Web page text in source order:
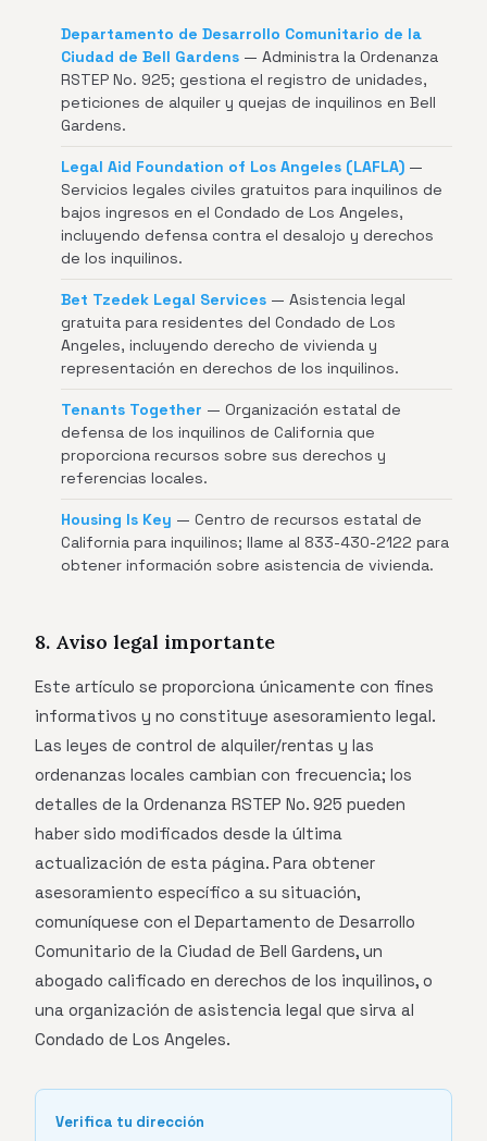
Departamento de Desarrollo Comunitario de la
Ciudad de Bell Gardens — Administra la Ordenanza
RSTEP No. 925; gestiona el registro de unidades,
peticiones de alquiler y quejas de inquilinos en Bell
Gardens.
Legal Aid Foundation of Los Angeles (LAFLA) —
Servicios legales civiles gratuitos para inquilinos de
bajos ingresos en el Condado de Los Angeles,
incluyendo defensa contra el desalojo y derechos
de los inquilinos.
Bet Tzedek Legal Services — Asistencia legal
gratuita para residentes del Condado de Los
Angeles, incluyendo derecho de vivienda y
representación en derechos de los inquilinos.
Tenants Together — Organización estatal de
defensa de los inquilinos de California que
proporciona recursos sobre sus derechos y
referencias locales.
Housing Is Key — Centro de recursos estatal de
California para inquilinos; llame al 833-430-2122 para
obtener información sobre asistencia de vivienda.
8. Aviso legal importante
Este artículo se proporciona únicamente con fines
informativos y no constituye asesoramiento legal.
Las leyes de control de alquiler/rentas y las
ordenanzas locales cambian con frecuencia; los
detalles de la Ordenanza RSTEP No. 925 pueden
haber sido modificados desde la última
actualización de esta página. Para obtener
asesoramiento específico a su situación,
comuníquese con el Departamento de Desarrollo
Comunitario de la Ciudad de Bell Gardens, un
abogado calificado en derechos de los inquilinos, o
una organización de asistencia legal que sirva al
Condado de Los Angeles.
Verifica tu dirección